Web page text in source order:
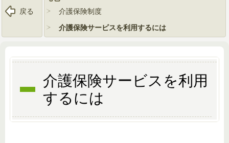
戻る
介護保険制度
介護保険サービスを利用するには
介護保険サービスを利用
するには